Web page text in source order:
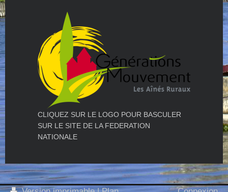
CLIQUEZ SUR LE LOGO POUR BASCULER
SUR LE SITE DE LA FEDERATION
NATIONALE